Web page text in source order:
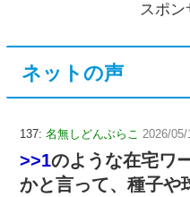
スポン
ネットの声
137: 名無しどんぶらこ 2026/
>>1のような在宅ワ
かと言って、種子や